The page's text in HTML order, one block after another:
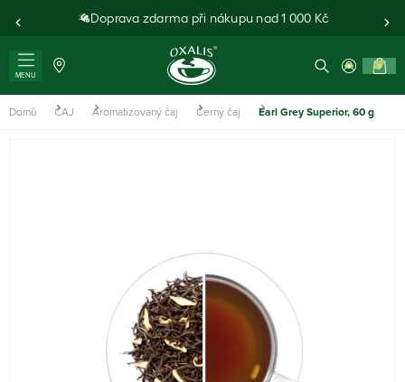
Doprava zdarma při nákupu nad 1 000 Kč
MENU
0
Domů ČAJ Aromatizovaný čaj Černý čaj Earl Grey Superior, 60 g